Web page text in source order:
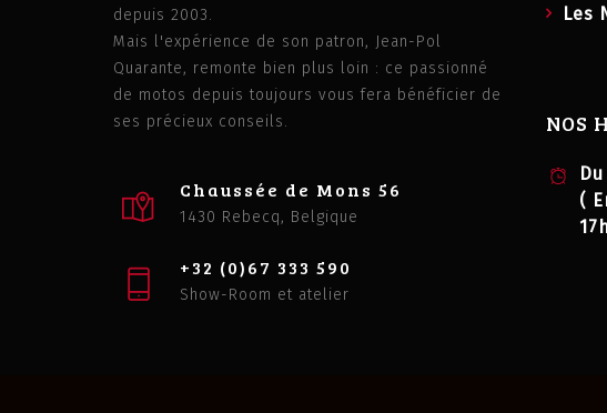
depuis 2003.
Mais l'expérience de son patron, Jean-Pol
Quarante, remonte bien plus loin : ce passionné
de motos depuis toujours vous fera bénéficier de
ses précieux conseils.
Chaussée de Mons 56
1430 Rebecq, Belgique
+32 (0)67 333 590
Show-Room et atelier
Les
NOS
(